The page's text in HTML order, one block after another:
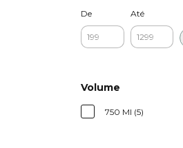
De Até
Volume
750 Ml (5)